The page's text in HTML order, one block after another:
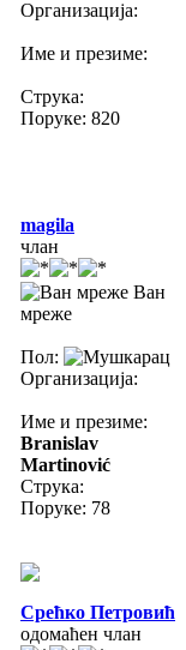
Организација:
Име и презиме:
Струка:
Поруке: 820
magila
члан
Ван
мреже
Пол:
Организација:
Име и презиме:
Branislav
Martinović
Струка:
Поруке: 78
Срећко Петровић
одомаћен члан